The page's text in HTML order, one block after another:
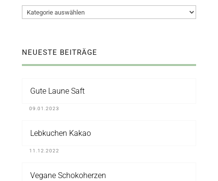
Kategorien
NEUESTE BEITRÄGE
Gute Laune Saft
09.01.2023
Lebkuchen Kakao
11.12.2022
Vegane Schokoherzen